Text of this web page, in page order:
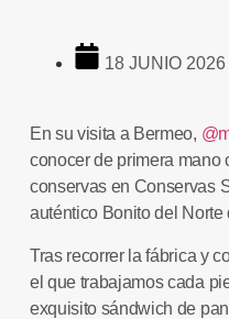
18 JUNIO 2026
En su visita a Bermeo,
conocer de primera mano
conservas en Conservas
auténtico Bonito del Norte
Tras recorrer la fábrica y
el que trabajamos cada
exquisito sándwich de